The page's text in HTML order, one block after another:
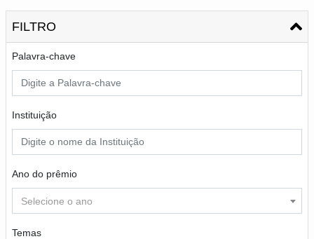
FILTRO
Palavra-chave
Instituição
Ano do prêmio
Selecione o ano
Temas